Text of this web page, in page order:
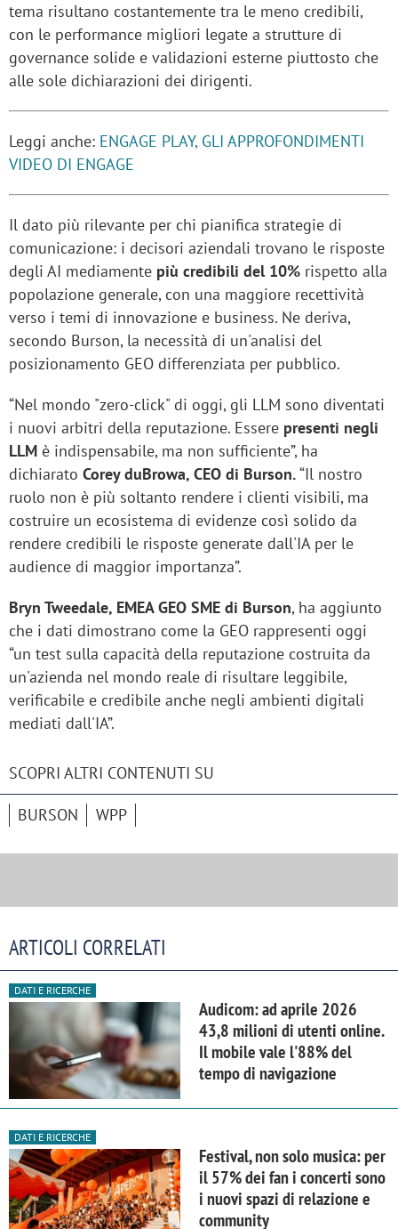
tema risultano costantemente tra le meno credibili,
con le performance migliori legate a strutture di
governance solide e validazioni esterne piuttosto che
alle sole dichiarazioni dei dirigenti.
Leggi anche: ENGAGE PLAY, GLI APPROFONDIMENTI
VIDEO DI ENGAGE
Il dato più rilevante per chi pianifica strategie di
comunicazione: i decisori aziendali trovano le risposte
degli AI mediamente più credibili del 10% rispetto alla
popolazione generale, con una maggiore recettività
verso i temi di innovazione e business. Ne deriva,
secondo Burson, la necessità di un'analisi del
posizionamento GEO differenziata per pubblico.
“Nel mondo "zero-click" di oggi, gli LLM sono diventati
i nuovi arbitri della reputazione. Essere presenti negli
LLM è indispensabile, ma non sufficiente”, ha
dichiarato Corey duBrowa, CEO di Burson.“Il nostro
ruolo non è più soltanto rendere i clienti visibili, ma
costruire un ecosistema di evidenze così solido da
rendere credibili le risposte generate dall'IA per le
audience di maggior importanza”.
Bryn Tweedale, EMEA GEO SME di Burson, ha aggiunto
che i dati dimostrano come la GEO rappresenti oggi
“un test sulla capacità della reputazione costruita da
un'azienda nel mondo reale di risultare leggibile,
verificabile e credibile anche negli ambienti digitali
mediati dall'IA”.
SCOPRI ALTRI CONTENUTI SU
BURSON WPP
ARTICOLI CORRELATI
DATI E RICERCHE
Audicom: ad aprile 2026
43,8 milioni di utenti online.
Il mobile vale l'88% del
tempo di navigazione
DATI E RICERCHE
Festival, non solo musica: per
il 57% dei fan i concerti sono
i nuovi spazi di relazione e
community